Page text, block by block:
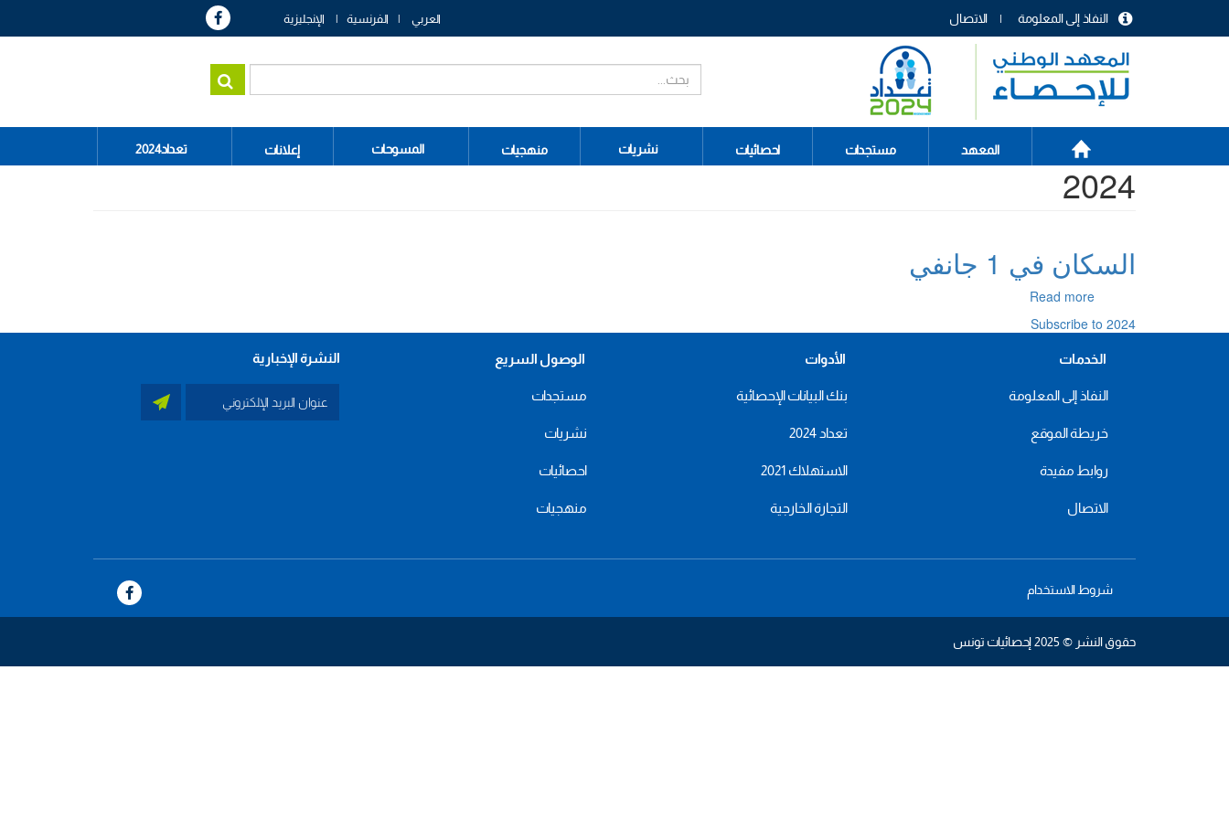
menu
header
الاتصال النفاذ إلى المعلومة العربي الفرنسية الإنجليزية
Main
navigation
الرئيسية
المعهد مستجدات احصائيات نشريات منهجيات المسوحات إعلانات تعداد2024
2024
السكان في 1 جانفي
Read more
فيSubscribe to 2024
الخدمات
النفاذ إلى المعلومة
خريطة الموقع
روابط مفيدة
الاتصال
الأدوات
بنك البيانات الإحصائية
تعداد 2024
الاستهلاك 2021
التجارة الخارجية
الوصول السريع
مستجدات
نشريات
احصائيات
منهجيات
النشرة الإخبارية
menu
bas
شروط الاستخدام
حقوق النشر © 2025 إحصائيات تونس